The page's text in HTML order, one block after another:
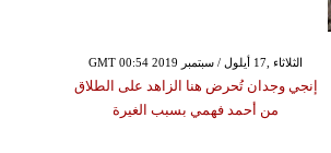
GMT 00:54 2019 الثلاثاء ,17 أيلول / سبتمبر
إنجي وجدان تُحرض هنا الزاهد على الطلاق
من أحمد فهمي بسبب الغيرة